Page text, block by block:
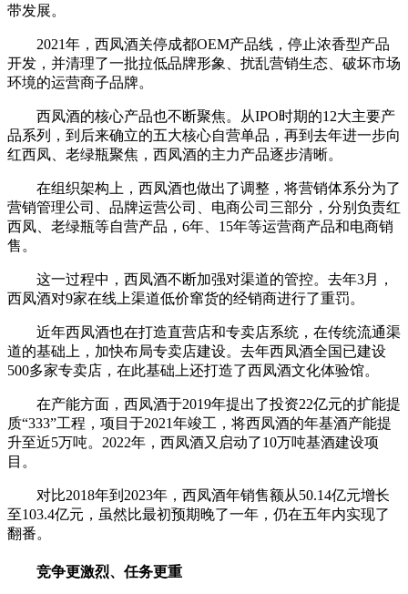
带发展。
2021年，西凤酒关停成都OEM产品线，停止浓香型产品
开发，并清理了一批拉低品牌形象、扰乱营销生态、破坏市场
环境的运营商子品牌。
西凤酒的核心产品也不断聚焦。从IPO时期的12大主要产
品系列，到后来确立的五大核心自营单品，再到去年进一步向
红西凤、老绿瓶聚焦，西凤酒的主力产品逐步清晰。
在组织架构上，西凤酒也做出了调整，将营销体系分为了
营销管理公司、品牌运营公司、电商公司三部分，分别负责红
西凤、老绿瓶等自营产品，6年、15年等运营商产品和电商销
售。
这一过程中，西凤酒不断加强对渠道的管控。去年3月，
西凤酒对9家在线上渠道低价窜货的经销商进行了重罚。
近年西凤酒也在打造直营店和专卖店系统，在传统流通渠
道的基础上，加快布局专卖店建设。去年西凤酒全国已建设
500多家专卖店，在此基础上还打造了西凤酒文化体验馆。
在产能方面，西凤酒于2019年提出了投资22亿元的扩能提
质“333”工程，项目于2021年竣工，将西凤酒的年基酒产能提
升至近5万吨。2022年，西凤酒又启动了10万吨基酒建设项
目。
对比2018年到2023年，西凤酒年销售额从50.14亿元增长
至103.4亿元，虽然比最初预期晚了一年，仍在五年内实现了
翻番。
竞争更激烈、任务更重